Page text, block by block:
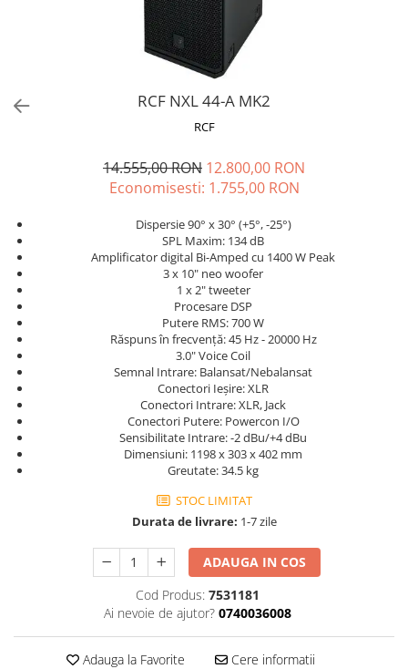
Accesorii de microfoane
Microfoane de broadcast
Microfoane de instrumente
calibrare
Microfoane de studio
Microfoane de Suprafata
Microfoane de voce si live
Microfoane lavaliera si headset
Microfoane podcast, USB, iOS /
Android
Microfoane pt Camere Video
Microfoane pt instalatii si
conferinta
Microfoane Ribbon
Microfoane Suspendabile
Microfoane wireless si sisteme
Stative de microfon
Studio si inregistrari
Accesorii de microfoane
Accesorii echipamente de studio
RCF NXL 44-A MK2
RCF
14.555,00 RON 12.800,00 RON
Economisesti: 1.755,00 RON
Dispersie 90° x 30° (+5°, -25°)
SPL Maxim: 134 dB
Amplificator digital Bi-Amped cu 1400 W Peak
3 x 10" neo woofer
1 x 2" tweeter
Procesare DSP
Putere RMS: 700 W
Răspuns în frecvență: 45 Hz - 20000 Hz
3.0" Voice Coil
Semnal Intrare: Balansat/Nebalansat
Conectori Ieșire: XLR
Conectori Intrare: XLR, Jack
Conectori Putere: Powercon I/O
Sensibilitate Intrare: -2 dBu/+4 dBu
Dimensiuni: 1198 x 303 x 402 mm
Greutate: 34.5 kg
STOC LIMITAT
Durata de livrare: 1-7 zile
ADAUGA IN COS
Cod Produs: 7531181
Ai nevoie de ajutor? 0740036008
Adauga la Favorite Cere informatii